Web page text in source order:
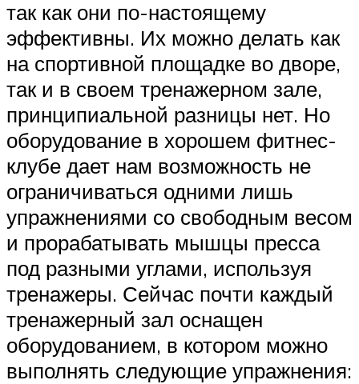
так как они по-настоящему
эффективны. Их можно делать как
на спортивной площадке во дворе,
так и в своем тренажерном зале,
принципиальной разницы нет. Но
оборудование в хорошем фитнес-
клубе дает нам возможность не
ограничиваться одними лишь
упражнениями со свободным весом
и прорабатывать мышцы пресса
под разными углами, используя
тренажеры. Сейчас почти каждый
тренажерный зал оснащен
оборудованием, в котором можно
выполнять следующие упражнения: